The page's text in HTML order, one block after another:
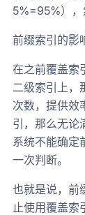
5%=95%），
前缀索引的影
在之前覆盖索
二级索引上，
次数，提供效
引，那么无论
系统不能确定
一次判断。
也就是说，前
止使用覆盖索